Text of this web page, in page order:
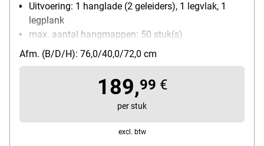
Uitvoering: 1 hanglade (2 geleiders), 1 legvlak, 1
legplank
max. aantal hangmappen: 50 stuk(s)
Materiaal: metaal
Bijzonderheden: Telescoop-schuiflade met
Afm. (B/D/H): 76,0/40,0/72,0 cm
189,99 €
per stuk
excl. btw